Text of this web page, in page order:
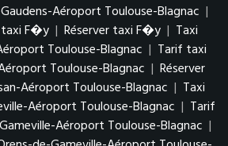
Aéroport Toulouse-Blagnac |
F�y | Réserver taxi F�y | Taxi
Toulouse-Blagnac | Tarif taxi
Toulouse-Blagnac | Réserver
Aéroport Toulouse-Blagnac | Taxi
Aéroport Toulouse-Blagnac | Tarif
Aéroport Toulouse-Blagnac |